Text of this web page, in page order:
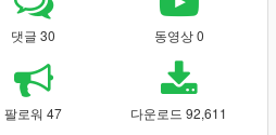
댓글 30 동영상 0
팔로워 47 다운로드 92,611